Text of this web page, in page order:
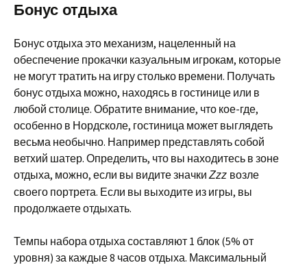
Бонус отдыха
Бонус отдыха это механизм, нацеленный на
обеспечение прокачки казуальным игрокам, которые
не могут тратить на игру столько времени. Получать
бонус отдыха можно, находясь в гостинице или в
любой столице. Обратите внимание, что кое-где,
особенно в Нордсколе, гостиница может выглядеть
весьма необычно. Например представлять собой
ветхий шатер. Определить, что вы находитесь в зоне
отдыха, можно, если вы видите значкиZzz возле
своего портрета. Если вы выходите из игры, вы
продолжаете отдыхать.
Темпы набора отдыха составляют 1 блок (5% от
уровня) за каждые 8 часов отдыха. Максимальный